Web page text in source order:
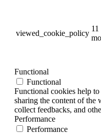
viewed_cookie_policy
11
Functional
Functional
Functional cookies help
sharing the content of the
collect feedbacks, and
Performance
Performance